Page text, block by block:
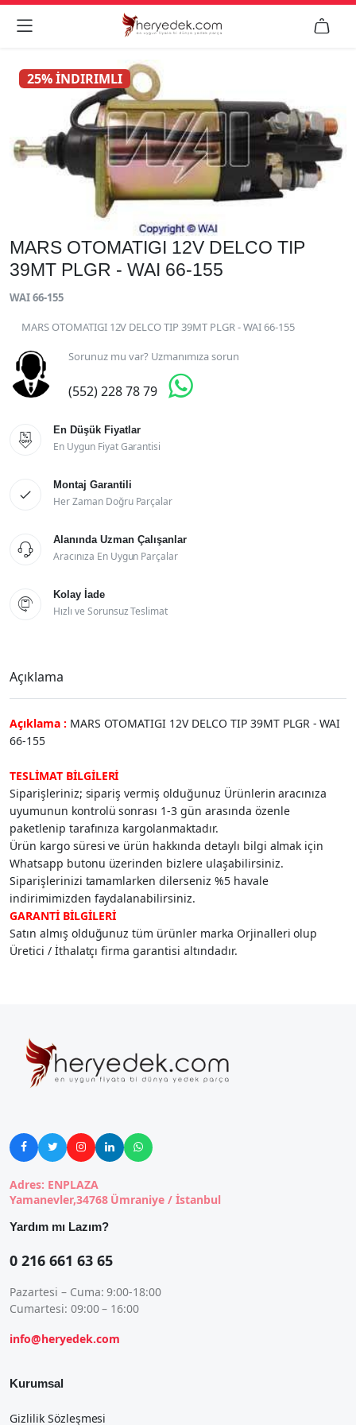
 
25% İNDIRIMLI
MARS OTOMATIGI 12V DELCO TIP
39MT PLGR - WAI 66-155
WAI 66-155
MARS OTOMATIGI 12V DELCO TIP 39MT PLGR - WAI 66-155
Sorunuz mu var? Uzmanımıza sorun
(552) 228 78 79 

En Düşük Fiyatlar
En Uygun Fiyat Garantisi

Montaj Garantili
Her Zaman Doğru Parçalar

Alanında Uzman Çalışanlar
Aracınıza En Uygun Parçalar

Kolay İade
Hızlı ve Sorunsuz Teslimat
Açıklama
Açıklama : MARS OTOMATIGI 12V DELCO TIP 39MT PLGR - WAI
66-155
TESLİMAT BİLGİLERİ
Siparişleriniz; sipariş vermiş olduğunuz Ürünlerin aracınıza
uyumunun kontrolü sonrası 1-3 gün arasında özenle
paketlenip tarafınıza kargolanmaktadır.
Ürün kargo süresi ve ürün hakkında detaylı bilgi almak için
Whatsapp butonu üzerinden bizlere ulaşabilirsiniz.
Siparişlerinizi tamamlarken dilerseniz %5 havale
indirimimizden faydalanabilirsiniz.
GARANTİ BİLGİLERİ
Satın almış olduğunuz tüm ürünler marka Orjinalleri olup
Üretici / İthalatçı firma garantisi altındadır.
    
Adres: ENPLAZA
Yamanevler,34768 Ümraniye / İstanbul
Yardım mı Lazım?
0 216 661 63 65
Pazartesi – Cuma: 9:00-18:00
Cumartesi: 09:00 – 16:00
info@heryedek.com
Kurumsal
Gizlilik Sözleşmesi